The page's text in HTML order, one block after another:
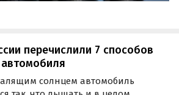
перечислили 7 способов
солнцем автомобиль